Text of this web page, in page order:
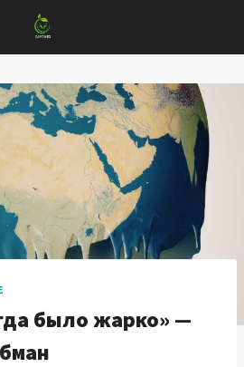
было жарко» —